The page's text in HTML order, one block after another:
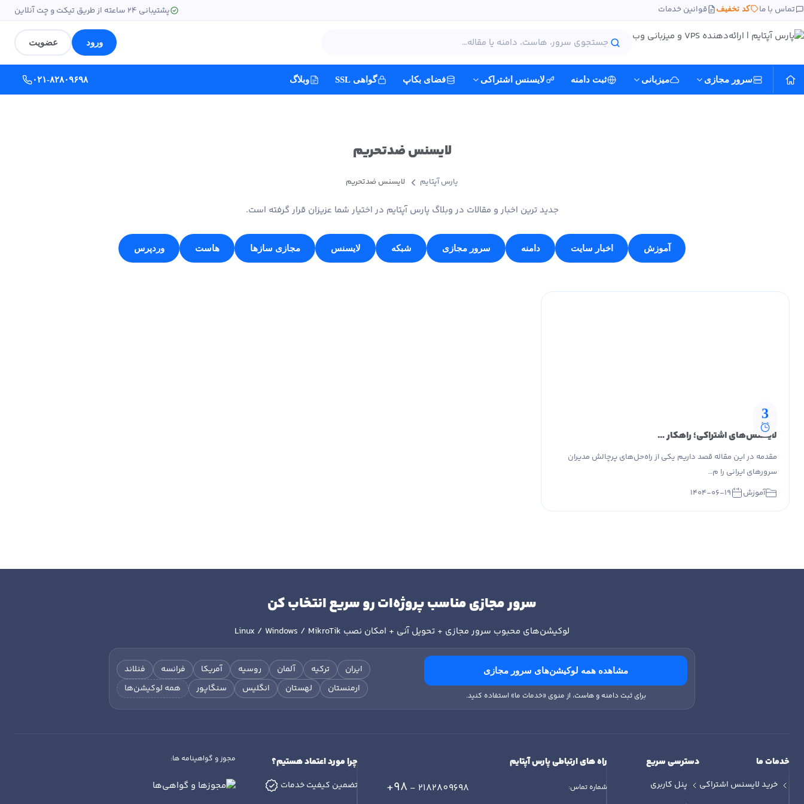
تماس با ما کد تخفیف قوانین خدمات پشتیبانی ۲۴ ساعته از طریق تیکت و چت آنلاین
ورود عضویت
سرور مجازی میزبانی ثبت دامنه لایسنس اشتراکی فضای بکاپ گواهی SSL وبلاگ ۰۲۱-۸۲۸۰۹۶۹۸
لایسنس ضدتحریم
پارس آپتایم لایسنس ضدتحریم
جدید ترین اخبار و مقالات در وبلاگ پارس آپتایم در اختیار شما عزیزان قرار گرفته است.
آموزش اخبار سایت دامنه سرور مجازی شبکه لایسنس مجازی سازها هاست وردپرس
3
لایسنس‌های اشتراکی؛ راهکار عملی مدیران سرور ایران
مقدمه در این مقاله قصد داریم یکی از راه‌حل‌های پرچالش مدیران
سرورهای ایرانی را م…
آموزش
۱۴۰۴-۰۶-۱۹
سرور مجازی مناسب پروژه‌ات رو سریع انتخاب کن
لوکیشن‌های محبوب سرور مجازی + تحویل آنی + امکان نصب Linux / Windows / MikroTik
مشاهده همه لوکیشن‌های سرور مجازی
برای ثبت دامنه و هاست، از منوی «خدمات ما» استفاده کنید.
ایران ترکیه آلمان روسیه آمریکا فرانسه
فنلاند
ارمنستان
لهستان انگلیس سنگاپور همه لوکیشن‌ها
خدمات ما
خرید لایسنس اشتراکی
دسترسی سریع
پنل کاربری
راه های ارتباطی پارس آپتایم
شماره تماس: +98- 2182809698
چرا مورد اعتماد هستیم؟
تضمین کیفیت خدمات
مجوز و گواهینامه ها: